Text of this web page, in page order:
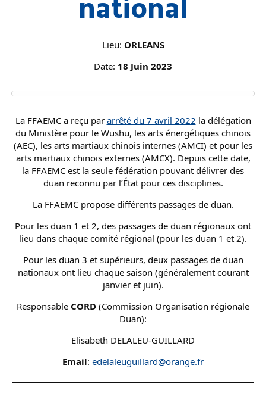
national
Lieu: ORLEANS
Date: 18 Juin 2023
La FFAEMC a reçu par arrêté du 7 avril 2022 la délégation
du Ministère pour le Wushu, les arts énergétiques chinois
(AEC), les arts martiaux chinois internes (AMCI) et pour les
arts martiaux chinois externes (AMCX). Depuis cette date,
la FFAEMC est la seule fédération pouvant délivrer des
duan reconnu par l’État pour ces disciplines.
La FFAEMC propose différents passages de duan.
Pour les duan 1 et 2, des passages de duan régionaux ont
lieu dans chaque comité régional (pour les duan 1 et 2).
Pour les duan 3 et supérieurs, deux passages de duan
nationaux ont lieu chaque saison (généralement courant
janvier et juin).
Responsable CORD (Commission Organisation régionale
Duan):
Elisabeth DELALEU-GUILLARD
Email: edelaleuguillard@orange.fr